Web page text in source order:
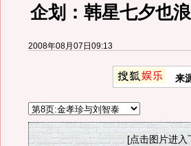
企划：韩星七夕也
2008年08月07日09:13
来
[点击图片进入